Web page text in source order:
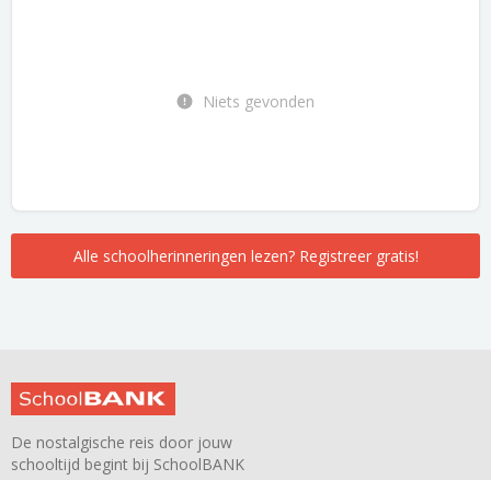
Niets gevonden
Alle schoolherinneringen lezen? Registreer gratis!
De nostalgische reis door jouw
schooltijd begint bij SchoolBANK